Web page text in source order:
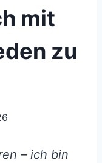
mit
zu
– ich bin